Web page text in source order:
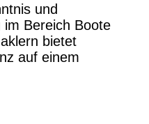
und
im Bereich Boote
bietet
auf einem